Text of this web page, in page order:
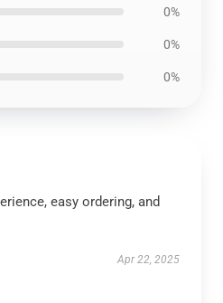
0%
0%
0%
easy ordering, and
Apr 22, 2025